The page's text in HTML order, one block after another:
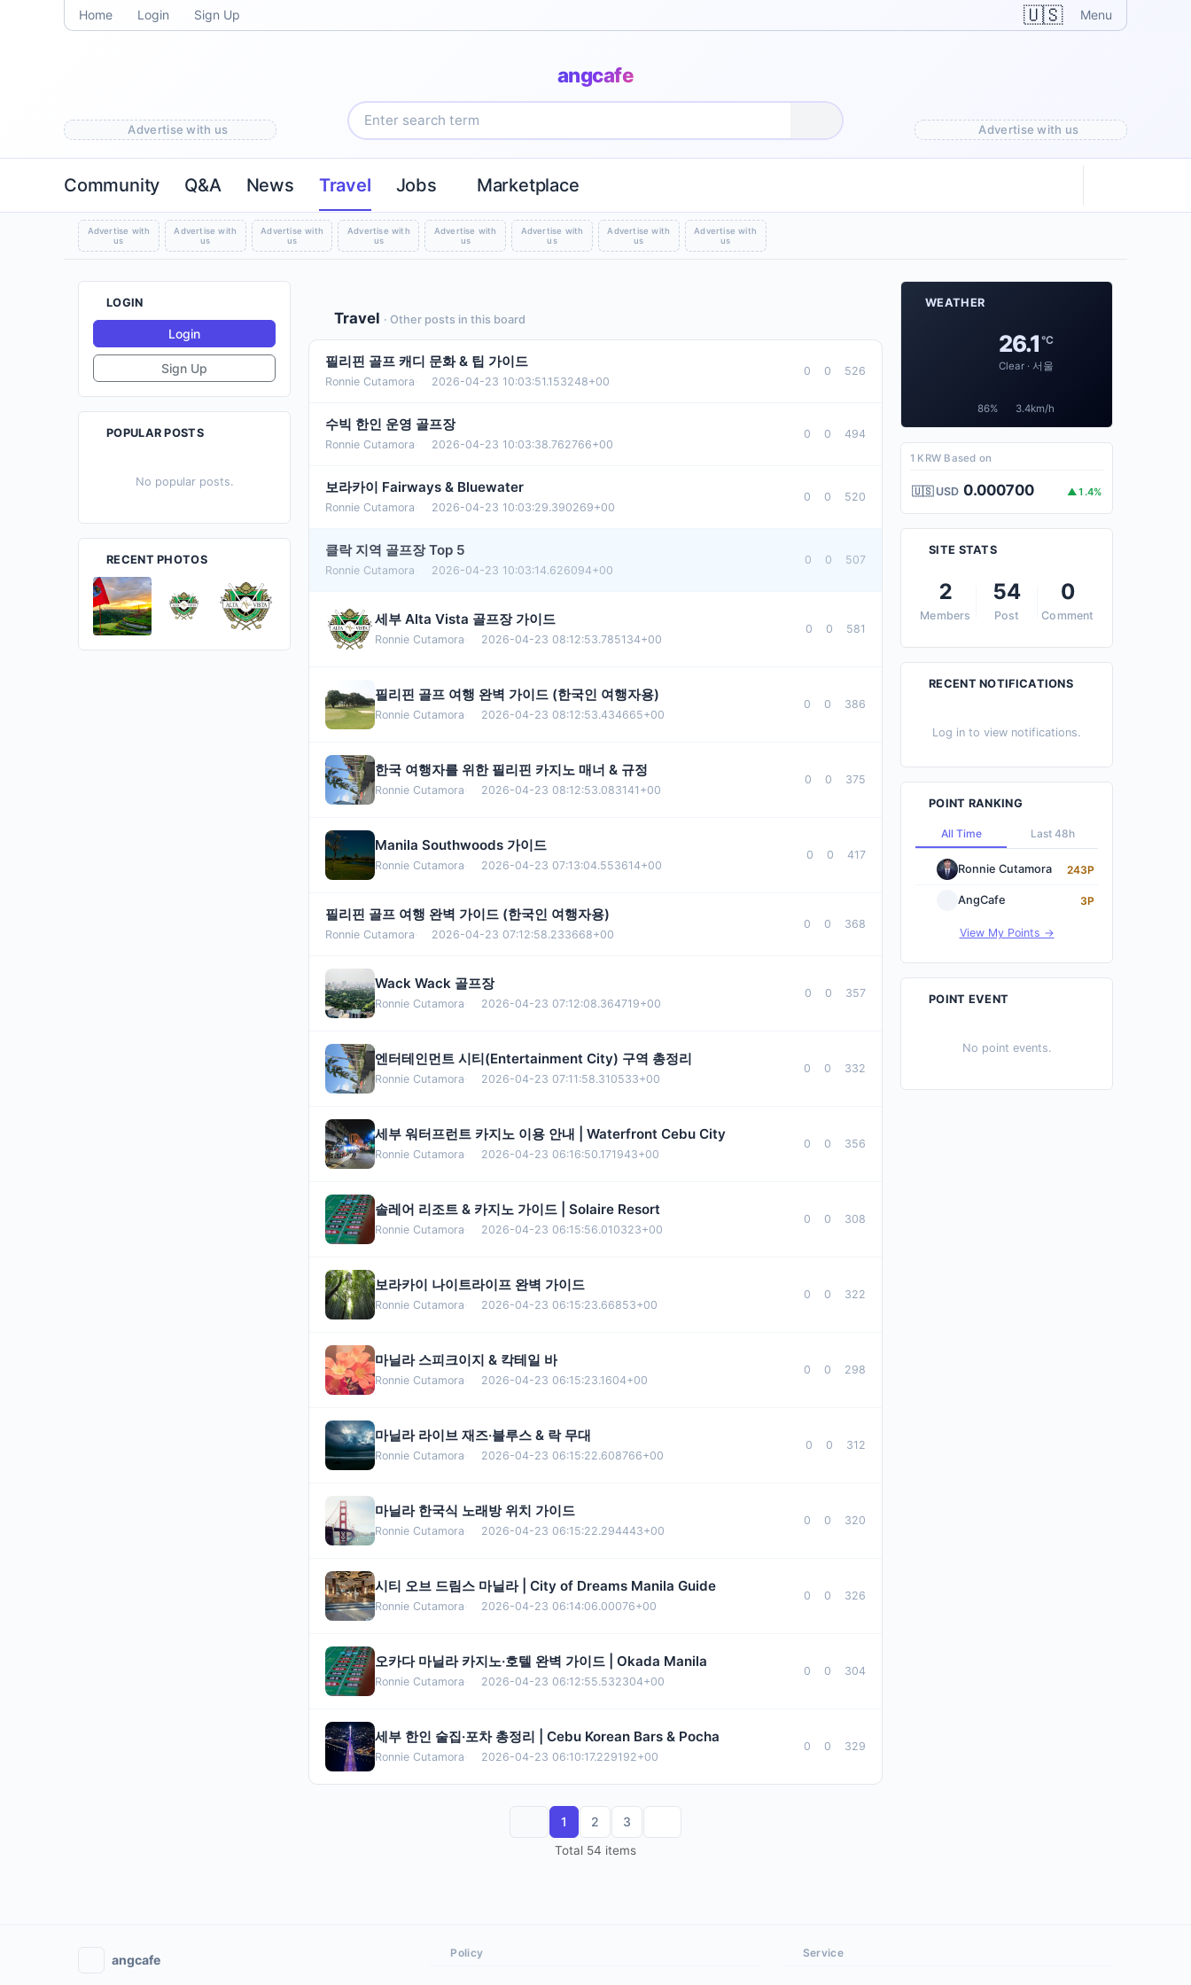
Home Login Sign Up 🇺🇸 Menu
Advertise with us
angcafe
Advertise with us
Community Q&A News Travel Jobs Marketplace
Advertise with
us
Advertise with
us
Advertise with
us
Advertise with
us
Advertise with
us
Advertise with
us
Advertise with
us
Advertise with
us
LOGIN
Login
Sign Up
POPULAR POSTS
No popular posts.
RECENT PHOTOS
Travel · Other posts in this board
필리핀 골프 캐디 문화 & 팁 가이드
Ronnie Cutamora 2026-04-23 10:03:51.153248+00
0 0 526
수빅 한인 운영 골프장
Ronnie Cutamora 2026-04-23 10:03:38.762766+00
0 0 494
보라카이 Fairways & Bluewater
Ronnie Cutamora 2026-04-23 10:03:29.390269+00
0 0 520
클락 지역 골프장 Top 5
Ronnie Cutamora 2026-04-23 10:03:14.626094+00
0 0 507
세부 Alta Vista 골프장 가이드
Ronnie Cutamora 2026-04-23 08:12:53.785134+00
0 0 581
필리핀 골프 여행 완벽 가이드 (한국인 여행자용)
Ronnie Cutamora 2026-04-23 08:12:53.434665+00
0 0 386
한국 여행자를 위한 필리핀 카지노 매너 & 규정
Ronnie Cutamora 2026-04-23 08:12:53.083141+00
0 0 375
Manila Southwoods 가이드
Ronnie Cutamora 2026-04-23 07:13:04.553614+00
0 0 417
필리핀 골프 여행 완벽 가이드 (한국인 여행자용)
Ronnie Cutamora 2026-04-23 07:12:58.233668+00
0 0 368
Wack Wack 골프장
Ronnie Cutamora 2026-04-23 07:12:08.364719+00
0 0 357
엔터테인먼트 시티(Entertainment City) 구역 총정리
Ronnie Cutamora 2026-04-23 07:11:58.310533+00
0 0 332
세부 워터프런트 카지노 이용 안내 | Waterfront Cebu City
Ronnie Cutamora 2026-04-23 06:16:50.171943+00
0 0 356
솔레어 리조트 & 카지노 가이드 | Solaire Resort
Ronnie Cutamora 2026-04-23 06:15:56.010323+00
0 0 308
보라카이 나이트라이프 완벽 가이드
Ronnie Cutamora 2026-04-23 06:15:23.66853+00
0 0 322
마닐라 스피크이지 & 칵테일 바
Ronnie Cutamora 2026-04-23 06:15:23.1604+00
0 0 298
마닐라 라이브 재즈·블루스 & 락 무대
Ronnie Cutamora 2026-04-23 06:15:22.608766+00
0 0 312
마닐라 한국식 노래방 위치 가이드
Ronnie Cutamora 2026-04-23 06:15:22.294443+00
0 0 320
시티 오브 드림스 마닐라 | City of Dreams Manila Guide
Ronnie Cutamora 2026-04-23 06:14:06.00076+00
0 0 326
오카다 마닐라 카지노·호텔 완벽 가이드 | Okada Manila
Ronnie Cutamora 2026-04-23 06:12:55.532304+00
0 0 304
세부 한인 술집·포차 총정리 | Cebu Korean Bars & Pocha
Ronnie Cutamora 2026-04-23 06:10:17.229192+00
0 0 329
1 2 3
Total 54 items
WEATHER
26.1 °C
Clear · 서울
86% 3.4km/h
1 KRW Based on
🇺🇸 USD 0.000700 ▲1.4%
SITE STATS
2
Members
54
Post
0
Comment
RECENT NOTIFICATIONS
Log in to view notifications.
POINT RANKING
All Time Last 48h
Ronnie Cutamora 243P
AngCafe 3P
View My Points →
POINT EVENT
No point events.
angcafe Policy Service